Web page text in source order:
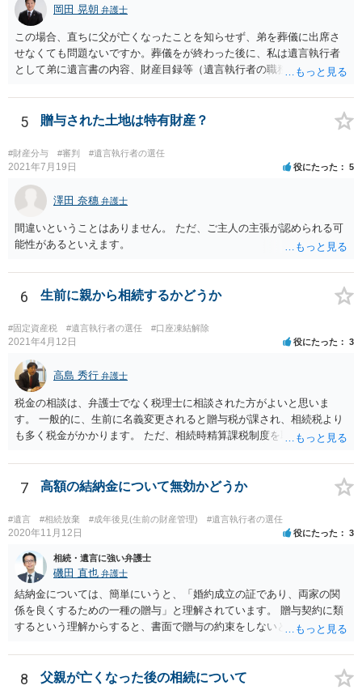
岡田 晃朝 弁護士
この場合、直ちに父が亡くなったことを知らせず、弟を葬儀に出席さ
せなくても問題ないですか。葬儀をが終わった後に、私は遺言執行者
として弟に遺言書の内容、財産目録等（遺言執行者の職務）を知らせ
るかは喪主の自由です。 呼ばなくてもかまいません。 そもそも、そう
いう法律関係にありません。 遺言の内容と遺産の総額の通知、公正証
で、対応しましょう。 そのあとは遺留分の請求などがあればそれへの
対応となるでしょう。
5 贈与された土地は特有財産？
#財産分与 #審判 #遺言執行者の選任
2021年7月19日 役にたった 5
澤田 奈穗 弁護士
間違いということはありません。 ただ、ご主人の主張が認められる可
能性があるといえます。
6 生前に親から相続するかどうか
#固定資産税 #遺言執行者の選任 #口座凍結解除
2021年4月12日 役にたった 3
高島 秀行 弁護士
税金の相談は、弁護士でなく税理士に相談された方がよいと思いま
す。 一般的に、生前に名義変更されると贈与税が課され、相続税より
も多く税金がかかります。 ただ、相続時精算課税制度を取れば、実質
ういう場合にどれくらい税金がかかるか計算してもらって どういう方
針を取るか決められたらよいと思います。
7 高額の結納金について無効かどうか
#遺言 #相続放棄 #成年後見(生前の財産管理) #遺言執行者の選任
2020年11月12日 役にたった 3
相続・遺言に強い弁護士
磯田 直也 弁護士
結納金については、簡単にいうと、「婚約成立の証であり、両家の関
係を良くするための一種の贈与」と理解されています。 贈与契約に類
するという理解からすると、書面で贈与の約束をしないと相手方は支
ことは困難です。 くれぐれも今後お気をつけください。 弁護士に対応
を依頼されるのも悪くはありませんが、感情的な理由が強いと思いま
8 父親が亡くなった後の相続について